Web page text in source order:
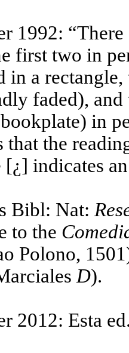
1992:
first two in
in a
faded),
in
that the
[¿] indicates
Bibl: Nat:
to the
Polono,
D).
2012: Esta